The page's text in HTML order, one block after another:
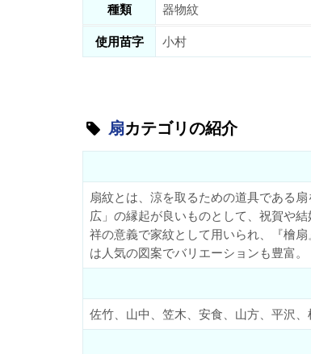
種類
器物紋
使用苗字
小村
扇カテゴリの紹介
扇紋とは、涼を取るための道具である
広」の縁起が良いものとして、祝賀や
祥の意義で家紋として用いられ、『檜
は人気の図案でバリエーションも豊富。
佐竹、山中、笠木、安食、山方、平沢